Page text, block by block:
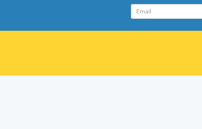
Email